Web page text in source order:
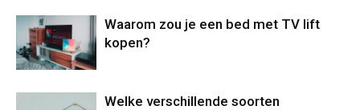
Waarom zou je een bed met TV lift
kopen?
Welke verschillende soorten